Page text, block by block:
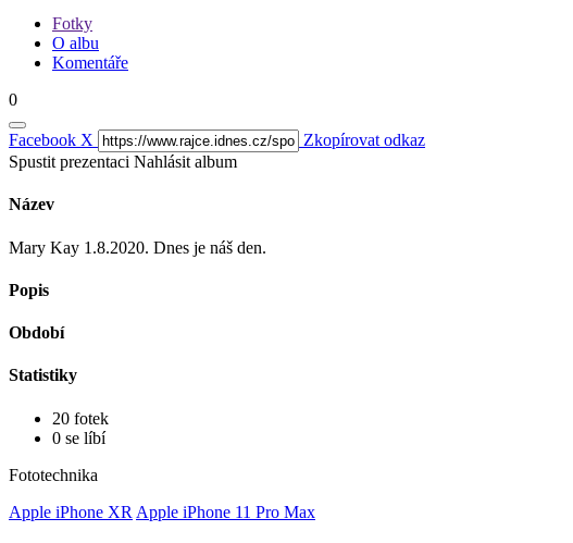
Fotky
O albu
Komentáře
0
Facebook X
Zkopírovat odkaz
Spustit prezentaci Nahlásit album
Název
Mary Kay 1.8.2020. Dnes je náš den.
Popis
Období
Statistiky
20 fotek
0 se líbí
Fototechnika
Apple iPhone XR Apple iPhone 11 Pro Max